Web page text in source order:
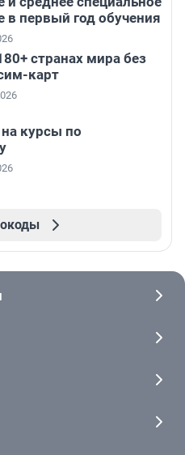
в первый год обучения
странах мира без
карт
курсы по